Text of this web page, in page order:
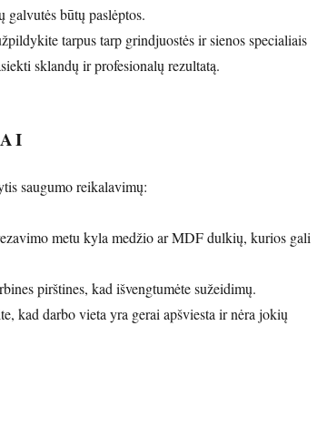
būtų paslėptos.
tarpus tarp grindjuostės ir sienos specialiais
sklandų ir profesionalų rezultatą.
saugumo reikalavimų:
metu kyla medžio ar MDF dulkių, kurios gali
pirštines, kad išvengtumėte sužeidimų.
kad darbo vieta yra gerai apšviesta ir nėra jokių